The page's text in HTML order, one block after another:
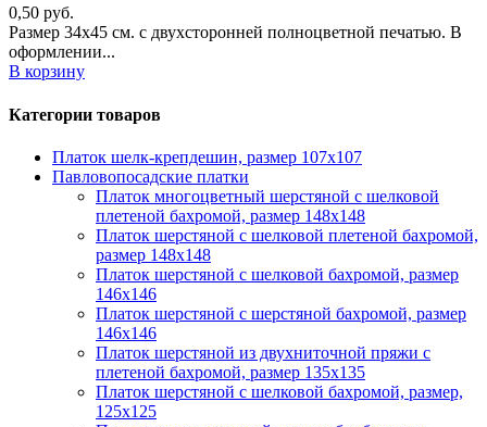
0,50 руб.
Размер 34х45 см. с двухсторонней полноцветной печатью. В
оформлении...
В корзину
Категории товаров
Платок шелк-крепдешин, размер 107х107
Павловопосадские платки
Платок многоцветный шерстяной с шелковой
плетеной бахромой, размер 148х148
Платок шерстяной с шелковой плетеной бахромой,
размер 148х148
Платок шерстяной с шелковой бахромой, размер
146х146
Платок шерстяной с шерстяной бахромой, размер
146х146
Платок шерстяной из двухниточной пряжи с
плетеной бахромой, размер 135х135
Платок шерстяной с шелковой бахромой, размер,
125x125